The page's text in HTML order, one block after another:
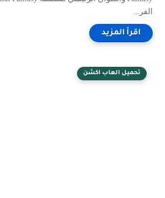
الفر...
تحميل العاب اكشن